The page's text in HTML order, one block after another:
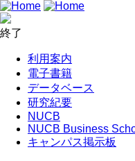
終了
利用案内
電子書籍
データベース
研究紀要
NUCB
NUCB Business
キャンパス掲示板